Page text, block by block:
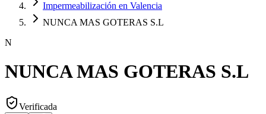
Impermeabilización en Valencia
NUNCA MAS GOTERAS S.L
N
NUNCA MAS GOTERAS S.L
Verificada